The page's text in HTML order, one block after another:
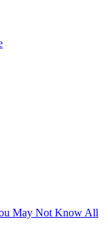
May Not Know All